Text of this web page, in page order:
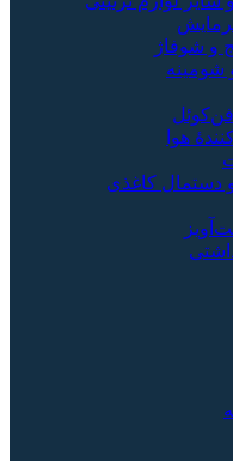
و شوفاژ
شومینه
هوا
دستمال کاغذی